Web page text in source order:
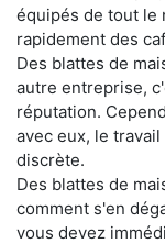
équipés de tout le
rapidement des
Des blattes de
autre entreprise,
réputation.
avec eux, le
discrète.
Des blattes de
comment s'en
vous devez